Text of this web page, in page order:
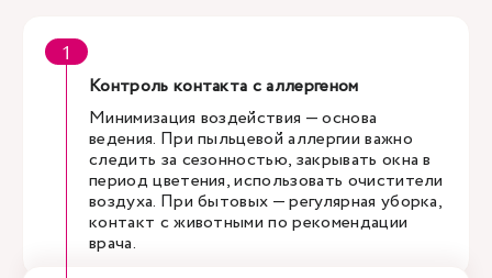
Контроль контакта с аллергеном
Минимизация воздействия — основа
ведения. При пыльцевой аллергии важно
следить за сезонностью, закрывать окна в
период цветения, использовать очистители
воздуха. При бытовых — регулярная уборка,
контакт с животными по рекомендации
врача.